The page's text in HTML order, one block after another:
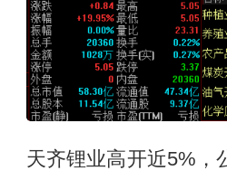
天齐锂业高开近5%，